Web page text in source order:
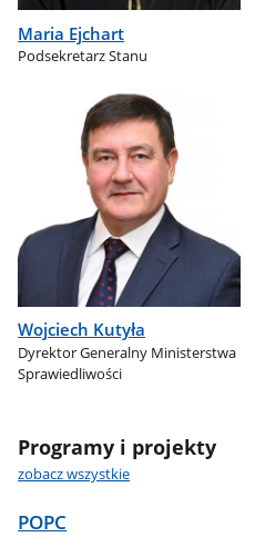
Maria Ejchart
Podsekretarz Stanu
Wojciech Kutyła
Dyrektor Generalny Ministerstwa
Sprawiedliwości
Programy i projekty
zobacz wszystkie
POPC